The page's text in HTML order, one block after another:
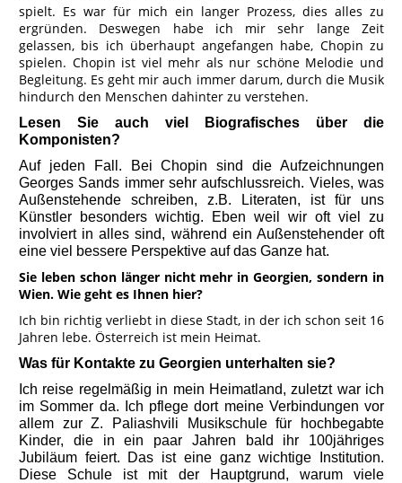
spielt. Es war für mich ein langer Prozess, dies alles zu
ergründen. Deswegen habe ich mir sehr lange Zeit
gelassen, bis ich überhaupt angefangen habe, Chopin zu
spielen. Chopin ist viel mehr als nur schöne Melodie und
Begleitung. Es geht mir auch immer darum, durch die Musik
hindurch den Menschen dahinter zu verstehen.
Lesen Sie auch viel Biografisches über die
Komponisten?
Auf jeden Fall. Bei Chopin sind die Aufzeichnungen
Georges Sands immer sehr aufschlussreich. Vieles, was
Außenstehende schreiben, z.B. Literaten, ist für uns
Künstler besonders wichtig. Eben weil wir oft viel zu
involviert in alles sind, während ein Außenstehender oft
eine viel bessere Perspektive auf das Ganze hat.
Sie leben schon länger nicht mehr in Georgien, sondern in
Wien. Wie geht es Ihnen hier?
Ich bin richtig verliebt in diese Stadt, in der ich schon seit 16
Jahren lebe. Österreich ist mein Heimat.
Was für Kontakte zu Georgien unterhalten sie?
Ich reise regelmäßig in mein Heimatland, zuletzt war ich
im Sommer da. Ich pflege dort meine Verbindungen vor
allem zur Z. Paliashvili Musikschule für hochbegabte
Kinder, die in ein paar Jahren bald ihr 100jähriges
Jubiläum feiert. Das ist eine ganz wichtige Institution.
Diese Schule ist mit der Hauptgrund, warum viele